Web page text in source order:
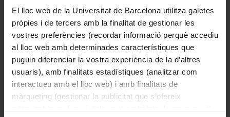
El lloc web de la Universitat de Barcelona utilitza galetes
pròpies i de tercers amb la finalitat de gestionar les
vostres preferències (recordar informació perquè accediu
al lloc web amb determinades característiques que
puguin diferenciar la vostra experiència de la d’altres
usuaris), amb finalitats estadístiques (analitzar com
interactueu amb el lloc web) i amb finalitats de
màrqueting (gestionar la publicitat que s’ofereix
Si t'interessen els nostres Cursos de Fotografia de la
Natura, envia'ns un correu acrba@ub.edu
Curs de Fotografia de la Natura: Laboratori Digital - març de
2025
Comparteix-ho: